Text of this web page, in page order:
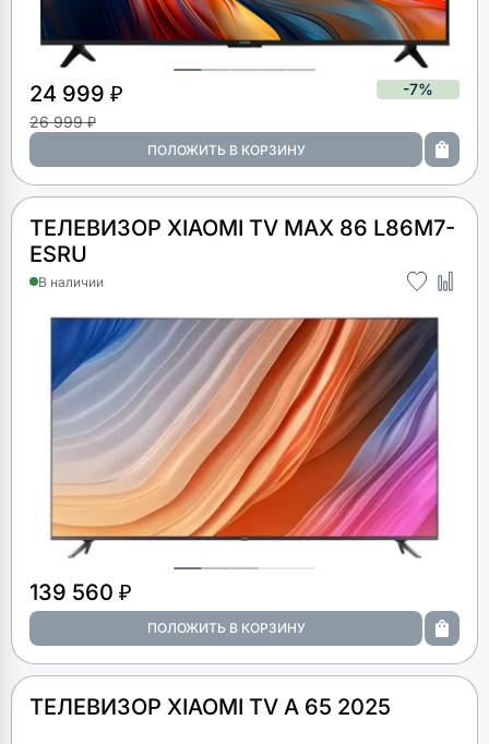
24 999 ₽
-7%
26 999 ₽
ТЕЛЕВИЗОР XIAOMI TV MAX 86 L86M7-
ESRU
В наличии
139 560 ₽
ТЕЛЕВИЗОР XIAOMI TV A 65 2025